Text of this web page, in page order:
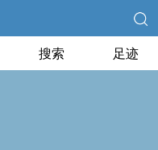
搜索 足迹